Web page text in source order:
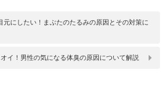
元にしたい！まぶたのたるみの原因とその対策に
イ！男性の気になる体臭の原因について解説